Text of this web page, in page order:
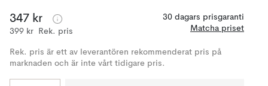
347 kr
399 kr Rek. pris
30 dagars prisgaranti
Matcha priset
Rek. pris är ett av leverantören rekommenderat pris på
marknaden och är inte vårt tidigare pris.